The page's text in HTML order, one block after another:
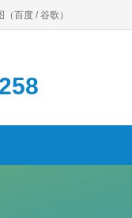
（百度 /谷歌 ）